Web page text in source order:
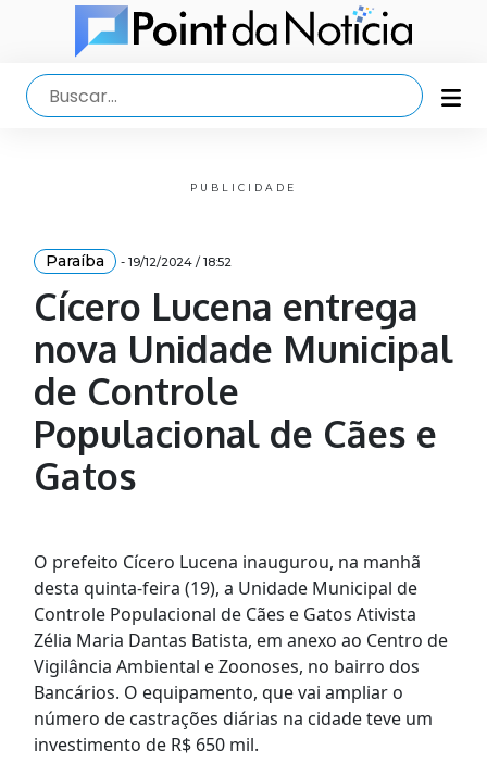
PUBLICIDADE
Paraíba - 19/12/2024 / 18:52
Cícero Lucena entrega
nova Unidade Municipal
de Controle
Populacional de Cães e
Gatos
O prefeito Cícero Lucena inaugurou, na manhã
desta quinta-feira (19), a Unidade Municipal de
Controle Populacional de Cães e Gatos Ativista
Zélia Maria Dantas Batista, em anexo ao Centro de
Vigilância Ambiental e Zoonoses, no bairro dos
Bancários. O equipamento, que vai ampliar o
número de castrações diárias na cidade teve um
investimento de R$ 650 mil.